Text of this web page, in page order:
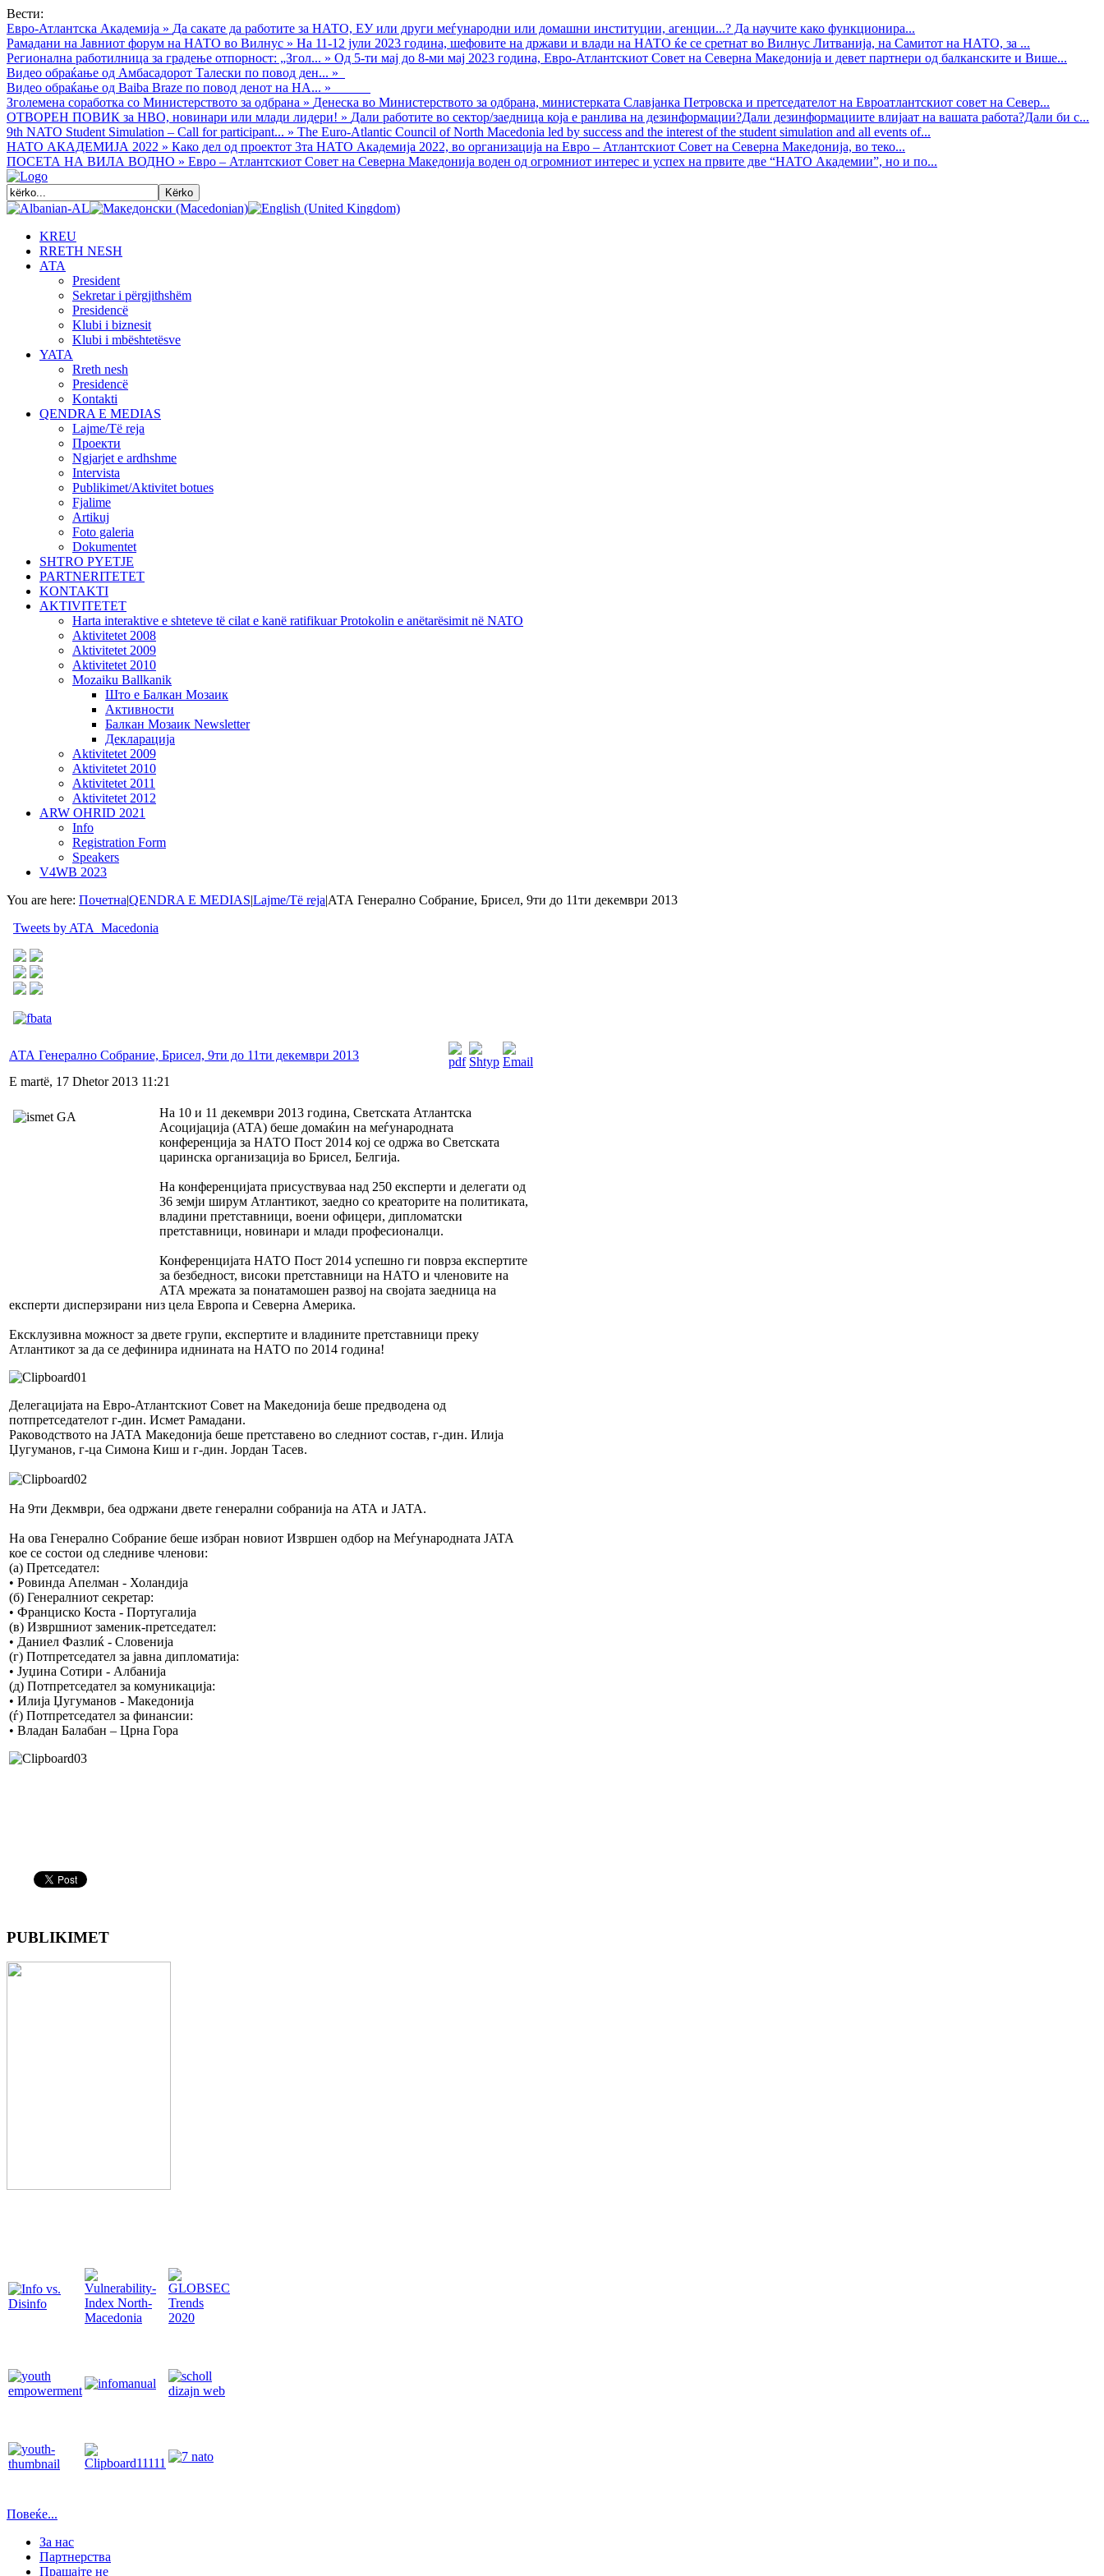
Вести:
Евро-Атлантска Академија » Да сакате да работите за НАТО, ЕУ или други меѓународни или домашни институции, агенции...? Да научите како функционира...
Рамадани на Јавниот форум на НАТО во Вилнус » На 11-12 јули 2023 година, шефовите на држави и влади на НАТО ќе се сретнат во Вилнус Литванија, на Самитот на НАТО, за ...
Регионална работилница за градење отпорност: „Згол... » Од 5-ти мај до 8-ми мај 2023 година, Евро-Атлантскиот Совет на Северна Македонија и девет партнери од балканските и Више...
Видео обраќањe од Амбасадорот Талески по повод ден... »
Видео обраќање од Baiba Braze по повод денот на НА... »
Зголемена соработка со Министерството за одбрана » Денеска во Министерството за одбрана, министерката Славјанка Петровска и претседателот на Евроатлантскиот совет на Север...
ОТВОРЕН ПОВИК за НВО, новинари или млади лидери! » Дали работите во сектор/заедница која е ранлива на дезинформации?Дали дезинформациите влијаат на вашата работа?Дали би с...
9th NATO Student Simulation – Call for participant... » The Euro-Atlantic Council of North Macedonia led by success and the interest of the student simulation and all events of...
НАТО АКАДЕМИЈА 2022 » Како дел од проектот 3та НАТО Академија 2022, во организација на Евро – Атлантскиот Совет на Северна Македонија, во теко...
ПОСЕТА НА ВИЛА ВОДНО » Евро – Атлантскиот Совет на Северна Македонија воден од огромниот интерес и успех на првите две “НАТО Академии”, но и по...
KREU
RRETH NESH
АТА
President
Sekretar i përgjithshëm
Presidencë
Klubi i biznesit
Klubi i mbështetësve
YATA
Rreth nesh
Presidencë
Kontakti
QENDRA E MEDIAS
Lajme/Të reja
Проекти
Ngjarjet e ardhshme
Intervista
Publikimet/Aktivitet botues
Fjalime
Artikuj
Foto galeria
Dokumentet
SHTRO PYETJE
PARTNERITETET
KONTAKTI
AKTIVITETET
Harta interaktive e shteteve të cilat e kanë ratifikuar Protokolin e anëtarësimit në NATO
Aktivitetet 2008
Aktivitetet 2009
Aktivitetet 2010
Mozaiku Ballkanik
Што е Балкан Мозаик
Активности
Балкан Мозаик Newsletter
Декларација
Aktivitetet 2009
Aktivitetet 2010
Aktivitetet 2011
Aktivitetet 2012
ARW OHRID 2021
Info
Registration Form
Speakers
V4WB 2023
You are here: Почетна|QENDRA E MEDIAS|Lajme/Të reja|АТА Генерално Собрание, Брисел, 9ти до 11ти декември 2013
Tweets by ATA_Macedonia
АТА Генерално Собрание, Брисел, 9ти до 11ти декември 2013
E martë, 17 Dhetor 2013 11:21
На 10 и 11 декември 2013 година, Светската Атлантска
Асоцијација (АТА) беше домаќин на меѓународната
конференција за НАТО Пост 2014 кој се одржа во Светската
царинска организација во Брисел, Белгија.
На конференцијата присуствуваа над 250 експерти и делегати од
36 земји ширум Атлантикот, заедно со креаторите на политиката,
владини претставници, воени офицери, дипломатски
претставници, новинари и млади професионалци.
Конференцијата НАТО Пост 2014 успешно ги поврза експертите
за безбедност, високи претставници на НАТО и членовите на
АТА мрежата за понатамошен развој на својата заедница на
експерти дисперзирани низ цела Европа и Северна Америка.
Ексклузивна можност за двете групи, експертите и владините претставници преку
Атлантикот за да се дефинира иднината на НАТО по 2014 година!
Делегацијата на Евро-Атлантскиот Совет на Македонија беше предводена од
потпретседателот г-дин. Исмет Рамадани.
Раководството на ЈАТА Македонија беше претставено во следниот состав, г-дин. Илија
Џугуманов, г-ца Симона Киш и г-дин. Јордан Тасев.
На 9ти Декмври, беа одржани двете генерални собранија на АТА и ЈАТА.
На ова Генерално Собрание беше избран новиот Извршен одбор на Меѓународната ЈATA
кое се состои од следниве членови:
(а) Претседател:
• Ровинда Апелман - Холандија
(б) Генералниот секретар:
• Франциско Коста - Португалија
(в) Извршниот заменик-претседател:
• Даниел Фазлиќ - Словенија
(г) Потпретседател за јавна дипломатија:
• Јуџина Сотири - Албанија
(д) Потпретседател за комуникација:
• Илија Џугуманов - Македонија
(ѓ) Потпретседател за финансии:
• Владан Балабан – Црна Гора
PUBLIKIMET
Повеќе...
За нас
Партнерства
Прашајте не